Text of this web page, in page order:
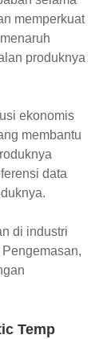
memperkuat
produknya
ekonomis
membantu
data
di industri
Temp